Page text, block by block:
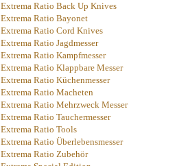
Extrema Ratio Back Up Knives
Extrema Ratio Bayonet
Extrema Ratio Cord Knives
Extrema Ratio Jagdmesser
Extrema Ratio Kampfmesser
Extrema Ratio Klappbare Messer
Extrema Ratio Küchenmesser
Extrema Ratio Macheten
Extrema Ratio Mehrzweck Messer
Extrema Ratio Tauchermesser
Extrema Ratio Tools
Extrema Ratio Überlebensmesser
Extrema Ratio Zubehör